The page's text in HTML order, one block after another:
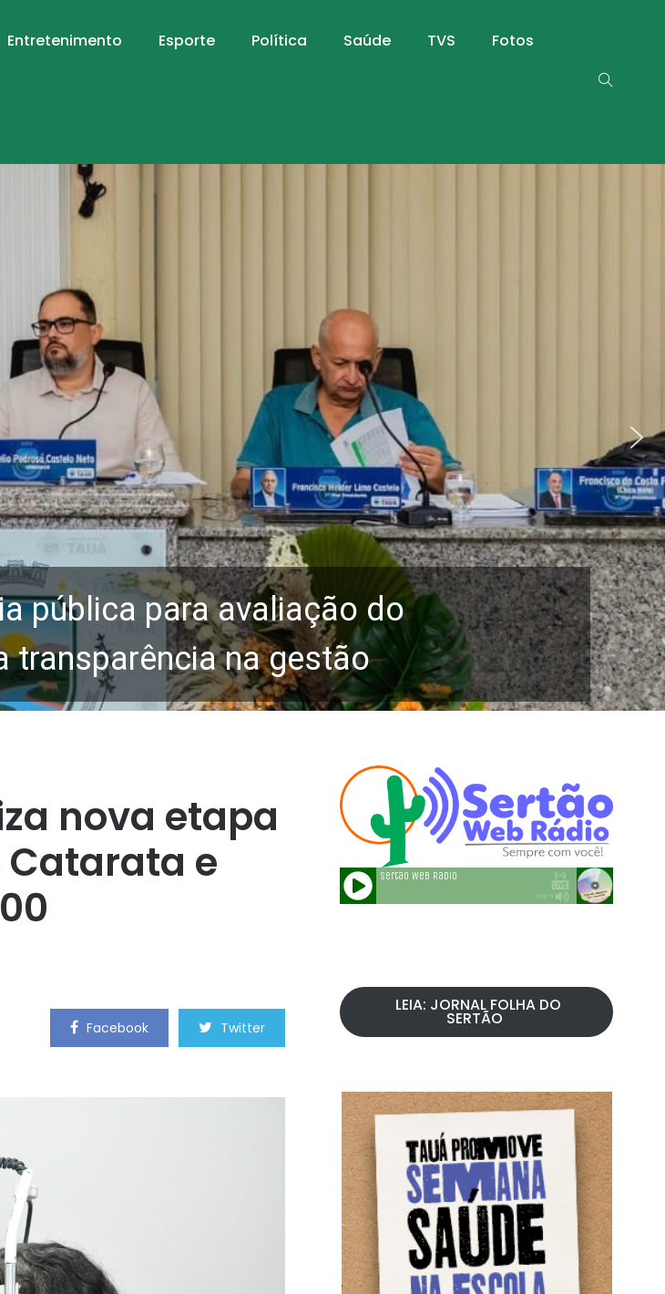
Entretenimento Esporte Política Saúde TVS Fotos
pública para avaliação do
transparência na gestão
nova etapa
e
Facebook Twitter
LEIA: JORNAL FOLHA DO
SERTÃO